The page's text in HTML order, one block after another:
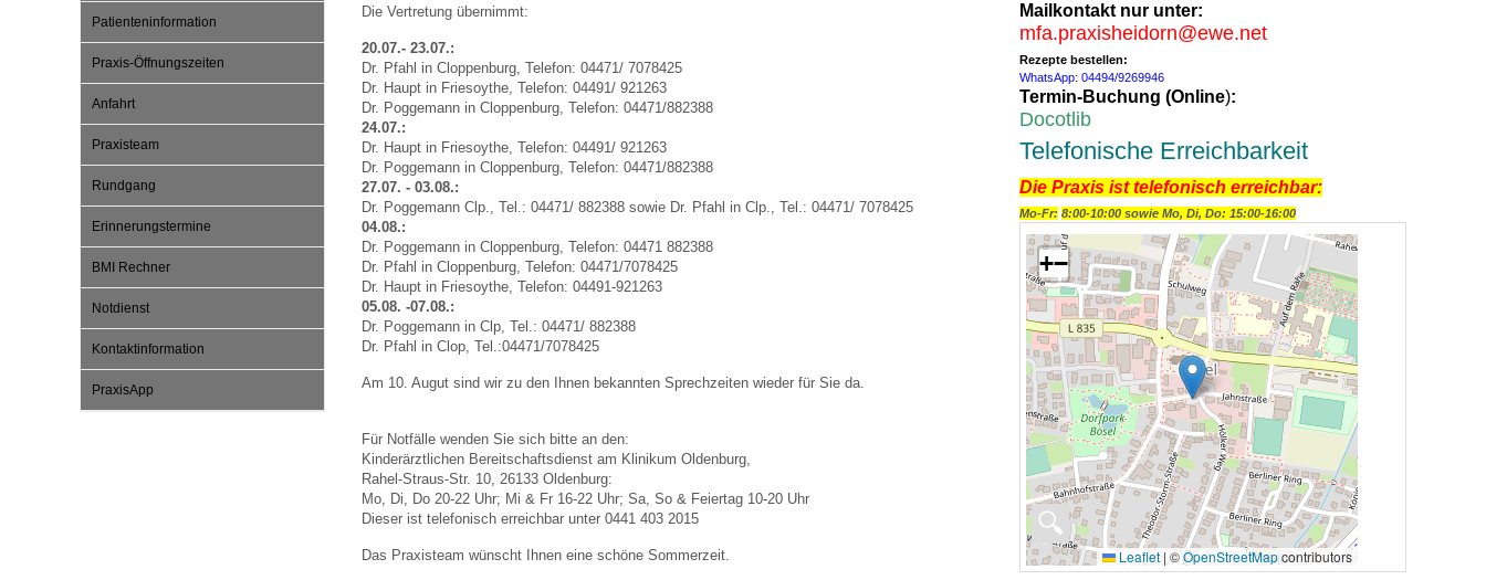
Häufige Fragen
Recht auf Impfung
Vorsorge- und Impferinnerung
Hörlexikon
Material zu den Vorsorgen
Entwicklungskalender
Broschüren und Informationsflyer
Familienzeit gesund gestalten
U0-Vorsorge
Patienteninformation
Praxis-Öffnungszeiten
Anfahrt
Praxisteam
Rundgang
Erinnerungstermine
BMI Rechner
Notdienst
Kontaktinformation
PraxisApp
Die Vertretung übernimmt:
20.07.- 23.07.:
Dr. Pfahl in Cloppenburg, Telefon: 04471/ 7078425
Dr. Haupt in Friesoythe, Telefon: 04491/ 921263
Dr. Poggemann in Cloppenburg, Telefon: 04471/882388
24.07.:
Dr. Haupt in Friesoythe, Telefon: 04491/ 921263
Dr. Poggemann in Cloppenburg, Telefon: 04471/882388
27.07. - 03.08.:
Dr. Poggemann Clp., Tel.: 04471/ 882388 sowie Dr. Pfahl in Clp., Tel.: 04471/ 7078425
04.08.:
Dr. Poggemann in Cloppenburg, Telefon: 04471 882388
Dr. Pfahl in Cloppenburg, Telefon: 04471/7078425
Dr. Haupt in Friesoythe, Telefon: 04491-921263
05.08. -07.08.:
Dr. Poggemann in Clp, Tel.: 04471/ 882388
Dr. Pfahl in Clop, Tel.:04471/7078425
Am 10. Augut sind wir zu den Ihnen bekannten Sprechzeiten wieder für Sie da.
Für Notfälle wenden Sie sich bitte an den:
Kinderärztlichen Bereitschaftsdienst am Klinikum Oldenburg,
Rahel-Straus-Str. 10, 26133 Oldenburg:
Mo, Di, Do 20-22 Uhr; Mi & Fr 16-22 Uhr; Sa, So & Feiertag 10-20 Uhr
Dieser ist telefonisch erreichbar unter 0441 403 2015
Das Praxisteam wünscht Ihnen eine schöne Sommerzeit.
Mailkontakt nur unter:
mfa.praxisheidorn@ewe.net
Rezepte bestellen:
WhatsApp: 04494/9269946
Termin-Buchung (Online):
Docotlib
Telefonische Erreichbarkeit
Die Praxis ist telefonisch erreichbar:
Mo-Fr: 8:00-10:00 sowie Mo, Di, Do: 15:00-16:00
🔍
+−
Leaflet | ©OpenStreetMapcontributors